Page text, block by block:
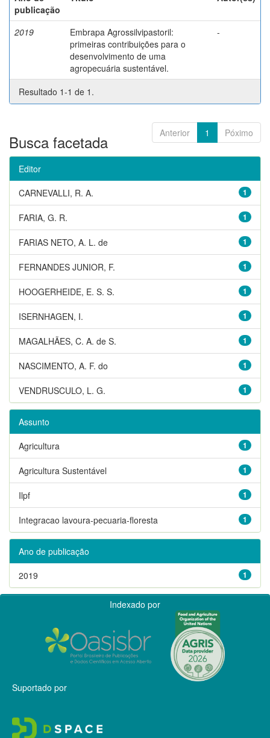
publicação
2019
Embrapa Agrossilvipastoril:
primeiras contribuições para o
desenvolvimento de uma
agropecuária sustentável.
-
Resultado 1-1 de 1.
Anterior 1 Póximo
Busca facetada
Editor
1
CARNEVALLI, R. A.
1
FARIA, G. R.
1
FARIAS NETO, A. L. de
1
FERNANDES JUNIOR, F.
1
HOOGERHEIDE, E. S. S.
1
ISERNHAGEN, I.
1
MAGALHÃES, C. A. de S.
1
NASCIMENTO, A. F. do
1
VENDRUSCULO, L. G.
Assunto
1
Agricultura
1
Agricultura Sustentável
1
Ilpf
1
Integracao lavoura-pecuaria-floresta
Ano de publicação
1
2019
Indexado por
Suportado por